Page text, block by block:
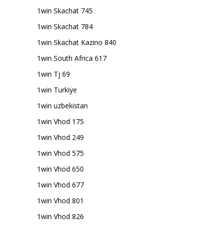
1win Skachat 745
1win Skachat 784
1win Skachat Kazino 840
1win South Africa 617
1win Tj 69
1win Turkiye
1win uzbekistan
1win Vhod 175
1win Vhod 249
1win Vhod 575
1win Vhod 650
1win Vhod 677
1win Vhod 801
1win Vhod 826